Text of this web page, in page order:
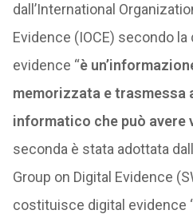
dall’International
Evidence (IOCE) secondo
evidence “è
memorizzata e trasmessa
informatico che può avere
seconda è stata adottata
Group on Digital Evidence
costituisce digital evidence